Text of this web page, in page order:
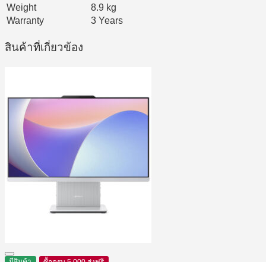
Weight
8.9 kg
Warranty
3 Years
สินค้าที่เกี่ยวข้อง